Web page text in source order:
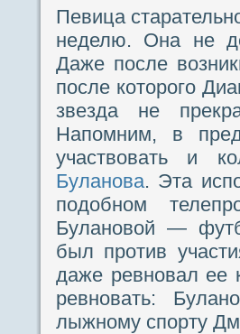
Певица
неделю. Она не
Даже после
после которого
звезда не
Напомним, в
участвовать и
Буланова. Эта
подобном
Булановой —
был против
даже ревновал ее
ревновать:
лыжному спорту